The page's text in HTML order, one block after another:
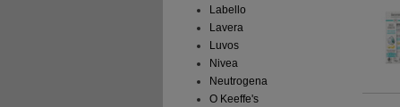
Labello
Lavera
Luvos
Nivea
Neutrogena
O Keeffe's